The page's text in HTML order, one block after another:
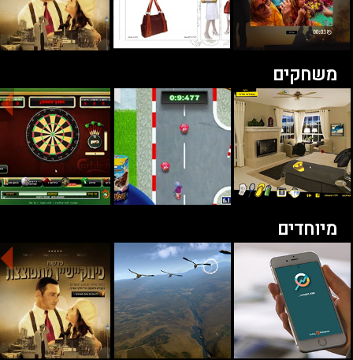
משחקים
מיוחדים